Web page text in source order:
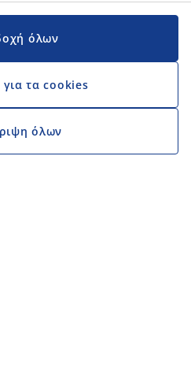
όλων
για τα cookies
όλων